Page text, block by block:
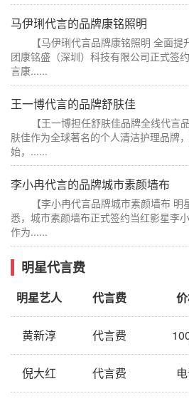
马伊琍代言的品牌康铭照明
【马伊琍代言品牌康铭照明 全面
团康铭盛（深圳）科技有限公司正式签
言康......
王一博代言的品牌舒肤佳
【王一博担任舒肤佳品牌全线代言
肤佳作为全球著名的个人清洁护理品牌
始，......
李小冉代言的品牌城市素颜墙布
【李小冉代言品牌城市素颜墙布
悉，城市素颜墙布正式签约当红影星李
作为......
明星代言费
明星艺人 代言费
黄新淳 代言费
倪大红 代言费